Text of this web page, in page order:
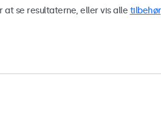
se resultaterne, eller vis alle tilbehør